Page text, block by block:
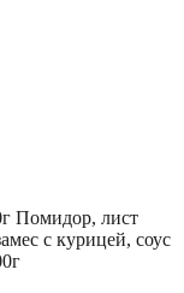
Помидор, лист
с курицей, соус